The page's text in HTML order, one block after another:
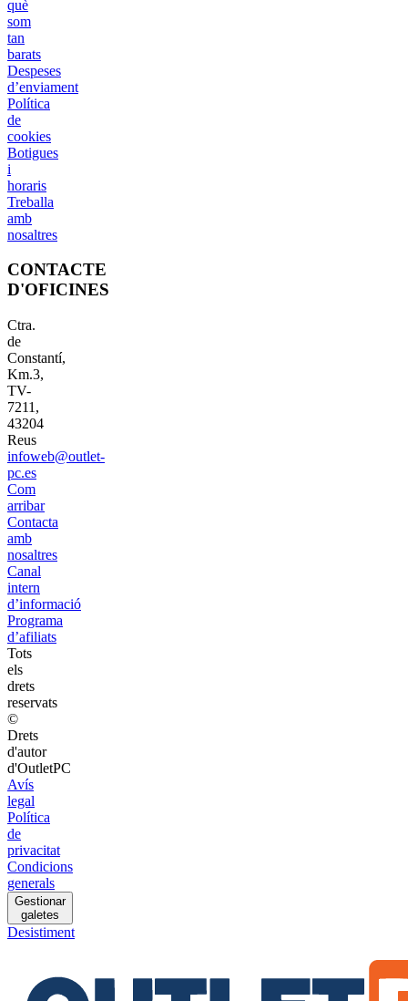
què
som
tan
barats
Despeses
d’enviament
Política
de
cookies
Botigues
i
horaris
Treballa
amb
nosaltres
CONTACTE
D'OFICINES
Ctra.
de
Constantí,
Km.3,
TV-
7211,
43204
Reus
infoweb@outlet-
pc.es
Com
arribar
Contacta
amb
nosaltres
Canal
intern
d’informació
Programa
d’afiliats
Tots
els
drets
reservats
©
Drets
d'autor
d'OutletPC
Avís
legal
Política
de
privacitat
Condicions
generals
Gestionar
galetes
Desistiment